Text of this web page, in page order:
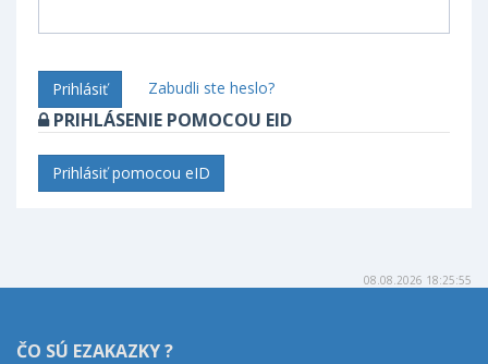
Prihlásiť Zabudli ste heslo?
PRIHLÁSENIE POMOCOU EID
Prihlásiť pomocou eID
08.08.2026 18:25:55
ČO SÚ EZAKAZKY ?